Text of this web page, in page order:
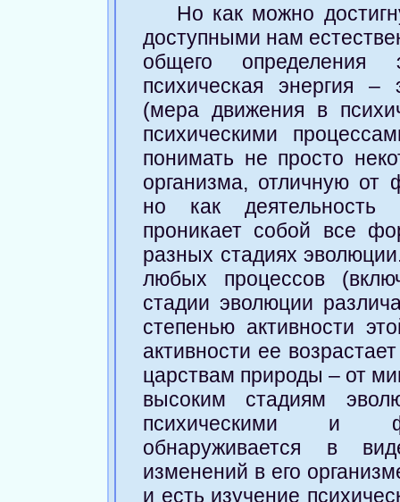
Но как можно
доступными нам
общего определения
психическая энергия –
(мера движения в
психическими
понимать не просто
организма, отличную от
но как деятельность
проникает собой все
разных стадиях
любых процессов
стадии эволюции
степенью активности
активности ее
царствам природы – от
высоким стадиям
психическими и
обнаруживается в
изменений в его
и есть изучение